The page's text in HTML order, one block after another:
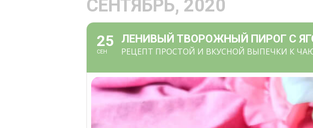
СЕНТЯБРЬ, 2020
25
СЕН
ЛЕНИВЫЙ ТВОРОЖНЫЙ ПИРОГ С
РЕЦЕПТ ПРОСТОЙ И ВКУСНОЙ ВЫПЕЧКИ К